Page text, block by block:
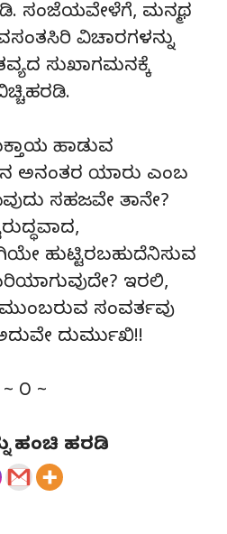
ಸಂಜೆಯವೇಳೆಗೆ, ಮನ್ಮಥ
ವಿಚಾರಗಳನ್ನು
ಸುಖಾಗಮನಕ್ಕೆ
ಹಾಡುವ
ಅನಂತರ ಯಾರು ಎಂಬ
ಸಹಜವೇ ತಾನೇ?
ಹುಟ್ಟಿರಬಹುದೆನಿಸುವ
ಇರಲಿ,
ಮುಂಬರುವ ಸಂವರ್ತವು
ದುರ್ಮುಖಿ!!
~ ೦ ~
ಹಂಚಿ ಹರಡಿ